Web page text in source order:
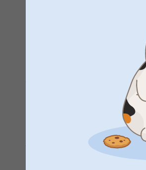
Kuvittele: astut pois lämpimästä
materiaaleista, jotka tarjoavat
liikkeen yhteydessä. Tämä
Hemmottelu alkaa
Personoitu kylpytakki omalla
ja tee jokaisesta aamusta ja
puhtaaseen rentoutumisen
Naisten ja miesten
Naisten kylpytakki nimellä on
joka tarjoaa päivittäistä luksusta.